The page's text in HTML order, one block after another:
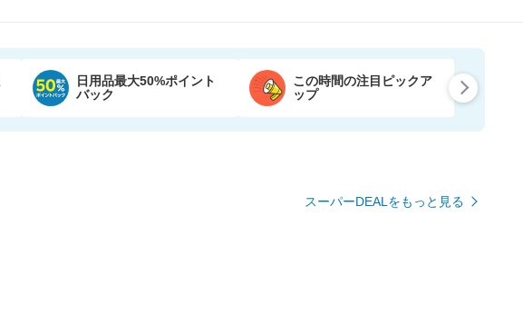
日用品最大50%ポイント
バック
この時間の注目ピックア
ップ
スーパーDEALをもっと見る